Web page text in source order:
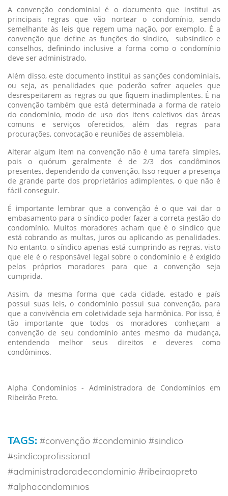
A convenção condominial é o documento que institui as
principais regras que vão nortear o condomínio, sendo
semelhante às leis que regem uma nação, por exemplo. É a
convenção que define as funções do síndico, subsíndico e
conselhos, definindo inclusive a forma como o condomínio
deve ser administrado.
Além disso, este documento institui as sanções condominiais,
ou seja, as penalidades que poderão sofrer aqueles que
desrespeitarem as regras ou que fiquem inadimplentes. É na
convenção também que está determinada a forma de rateio
do condomínio, modo de uso dos itens coletivos das áreas
comuns e serviços oferecidos, além das regras para
procurações, convocação e reuniões de assembleia.
Alterar algum item na convenção não é uma tarefa simples,
pois o quórum geralmente é de 2/3 dos condôminos
presentes, dependendo da convenção. Isso requer a presença
de grande parte dos proprietários adimplentes, o que não é
fácil conseguir.
É importante lembrar que a convenção é o que vai dar o
embasamento para o síndico poder fazer a correta gestão do
condomínio. Muitos moradores acham que é o síndico que
está cobrando as multas, juros ou aplicando as penalidades.
No entanto, o síndico apenas está cumprindo as regras, visto
que ele é o responsável legal sobre o condomínio e é exigido
pelos próprios moradores para que a convenção seja
cumprida.
Assim, da mesma forma que cada cidade, estado e país
possui suas leis, o condomínio possui sua convenção, para
que a convivência em coletividade seja harmônica. Por isso, é
tão importante que todos os moradores conheçam a
convenção de seu condomínio antes mesmo da mudança,
entendendo melhor seus direitos e deveres como
condôminos.
Alpha Condomínios - Administradora de Condomínios em
Ribeirão Preto.
TAGS: #convenção #condominio #sindico
#sindicoprofissional
#administradoradecondominio #ribeiraopreto
#alphacondominios